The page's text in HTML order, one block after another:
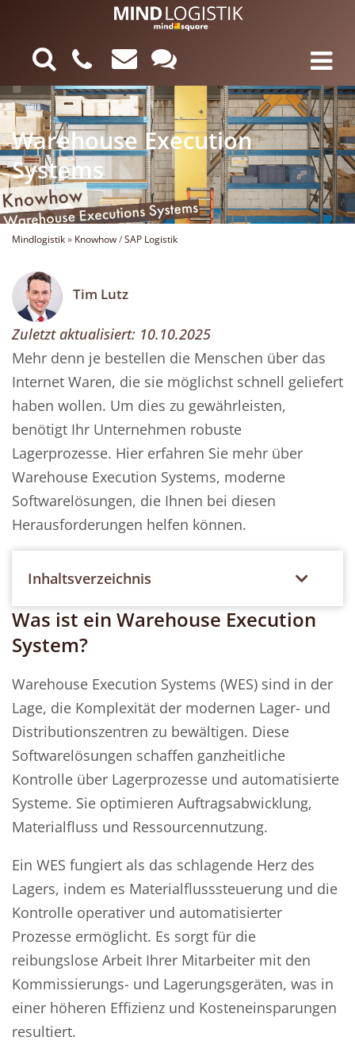
Warehouse Execution
Systems
Mindlogistik» Knowhow/SAP Logistik
Tim Lutz
Zuletzt aktualisiert: 10.10.2025
Mehr denn je bestellen die Menschen über das
Internet Waren, die sie möglichst schnell geliefert
haben wollen. Um dies zu gewährleisten,
benötigt Ihr Unternehmen robuste
Lagerprozesse. Hier erfahren Sie mehr über
Warehouse Execution Systems, moderne
Softwarelösungen, die Ihnen bei diesen
Herausforderungen helfen können.
Inhaltsverzeichnis
Was ist ein Warehouse Execution
System?
Warehouse Execution Systems (WES) sind in der
Lage, die Komplexität der modernen Lager- und
Distributionszentren zu bewältigen. Diese
Softwarelösungen schaffen ganzheitliche
Kontrolle über Lagerprozesse und automatisierte
Systeme. Sie optimieren Auftragsabwicklung,
Materialfluss und Ressourcennutzung.
Ein WES fungiert als das schlagende Herz des
Lagers, indem es Materialflusssteuerung und die
Kontrolle operativer und automatisierter
Prozesse ermöglicht. Es sorgt für die
reibungslose Arbeit Ihrer Mitarbeiter mit den
Kommissierungs- und Lagerungsgeräten, was in
einer höheren Effizienz und Kosteneinsparungen
resultiert.